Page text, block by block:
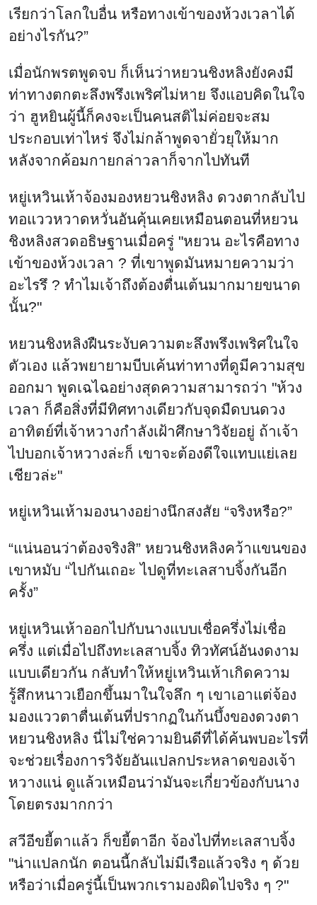
เรียกว่าโลกใบอื่น หรือทางเข้าของห้วงเวลาได้
อย่างไรกัน?”
เมื่อนักพรตพูดจบ ก็เห็นว่าหยวนชิงหลิงยังคงมี
ท่าทางตกตะลึงพรึงเพริศไม่หาย จึงแอบคิดในใจ
ว่า ฮูหยินผู้นี้ก็คงจะเป็นคนสติไม่ค่อยจะสม
ประกอบเท่าไหร่ จึงไม่กล้าพูดจายั่วยุให้มาก
หลังจากค้อมกายกล่าวลาก็จากไปทันที
หยู่เหวินเห้าจ้องมองหยวนชิงหลิง ดวงตากลับไป
ทอแววหวาดหวั่นอันคุ้นเคยเหมือนตอนที่หยวน
ชิงหลิงสวดอธิษฐานเมื่อครู่ "หยวน อะไรคือทาง
เข้าของห้วงเวลา ? ที่เขาพูดมันหมายความว่า
อะไรรึ ? ทำไมเจ้าถึงต้องตื่นเต้นมากมายขนาด
นั้น?"
หยวนชิงหลิงฝืนระงับความตะลึงพรึงเพริศในใจ
ตัวเอง แล้วพยายามบีบเค้นท่าทางที่ดูมีความสุข
ออกมา พูดเฉไฉอย่างสุดความสามารถว่า "ห้วง
เวลา ก็คือสิ่งที่มีทิศทางเดียวกับจุดมืดบนดวง
อาทิตย์ที่เจ้าหวางกำลังเฝ้าศึกษาวิจัยอยู่ ถ้าเจ้า
ไปบอกเจ้าหวางล่ะก็ เขาจะต้องดีใจแทบแย่เลย
เชียวล่ะ"
หยู่เหวินเห้ามองนางอย่างนึกสงสัย “จริงหรือ?”
“แน่นอนว่าต้องจริงสิ” หยวนชิงหลิงคว้าแขนของ
เขาหมับ “ไปกันเถอะ ไปดูที่ทะเลสาบจิ้งกันอีก
ครั้ง”
หยู่เหวินเห้าออกไปกับนางแบบเชื่อครึ่งไม่เชื่อ
ครึ่ง แต่เมื่อไปถึงทะเลสาบจิ้ง ทิวทัศน์อันงดงาม
แบบเดียวกัน กลับทำให้หยู่เหวินเห้าเกิดความ
รู้สึกหนาวเยือกขึ้นมาในใจลึก ๆ เขาเอาแต่จ้อง
มองแววตาตื่นเต้นที่ปรากฏในก้นบึ้งของดวงตา
หยวนชิงหลิง นี่ไม่ใช่ความยินดีที่ได้ค้นพบอะไรที่
จะช่วยเรื่องการวิจัยอันแปลกประหลาดของเจ้า
หวางแน่ ดูแล้วเหมือนว่ามันจะเกี่ยวข้องกับนาง
โดยตรงมากกว่า
สวีอีขยี้ตาแล้ว ก็ขยี้ตาอีก จ้องไปที่ทะเลสาบจิ้ง
"น่าแปลกนัก ตอนนี้กลับไม่มีเรือแล้วจริง ๆ ด้วย
หรือว่าเมื่อครู่นี้เป็นพวกเรามองผิดไปจริง ๆ ?"